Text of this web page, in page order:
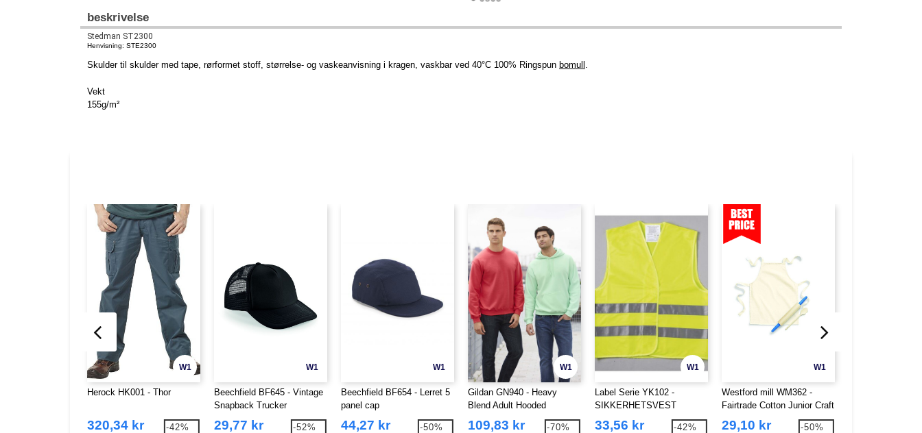
beskrivelse
Stedman ST2300
Henvisning: STE2300
Skulder til skulder med tape, rørformet stoff, størrelse- og vaskeanvisning i kragen, vaskbar ved 40°C 100% Ringspun bomull
Vekt
155g/m²
W1
Herock HK001 - Thor
320,34 kr -42%
W1
Beechfield BF645 - Vintage
Snapback Trucker
29,77 kr -52%
W1
Beechfield BF654 - Lerret 5
panel cap
44,27 kr -50%
W1
Gildan GN940 - Heavy
Blend Adult Hooded
109,83 kr -70%
W1
Label Serie YK102 -
SIKKERHETSVEST
33,56 kr -42%
W1
Westford mill WM362 -
Fairtrade Cotton Junior Craft
29,10 kr -50%